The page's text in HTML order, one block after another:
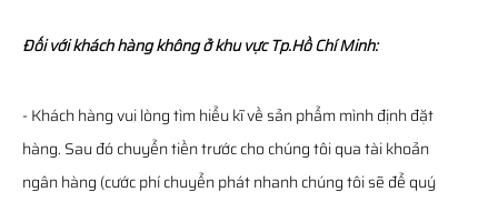
Đối với khách hàng không ở khu vực Tp.Hồ Chí Minh:
- Khách hàng vui lòng tìm hiểu kĩ về sản phẩm mình định đặt
hàng. Sau đó chuyển tiền trước cho chúng tôi qua tài khoản
ngân hàng (cước phí chuyển phát nhanh chúng tôi sẽ để quý